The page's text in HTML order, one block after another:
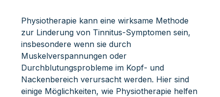
Physiotherapie kann eine wirksame Methode
zur Linderung von Tinnitus-Symptomen sein,
insbesondere wenn sie durch
Muskelverspannungen oder
Durchblutungsprobleme im Kopf- und
Nackenbereich verursacht werden. Hier sind
einige Möglichkeiten, wie Physiotherapie helfen